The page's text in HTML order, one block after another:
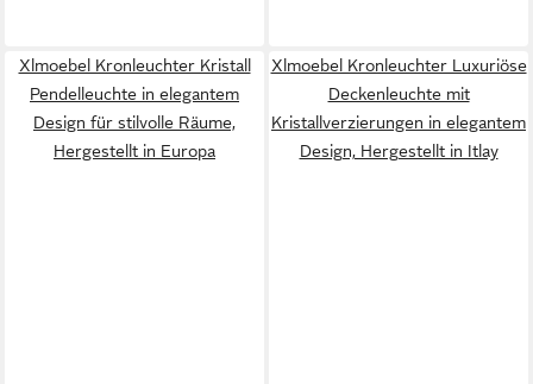
Xlmoebel Kronleuchter Kristall
Pendelleuchte in elegantem
Design für stilvolle Räume,
Hergestellt in Europa
Xlmoebel Kronleuchter Luxuriöse
Deckenleuchte mit
Kristallverzierungen in elegantem
Design, Hergestellt in Itlay